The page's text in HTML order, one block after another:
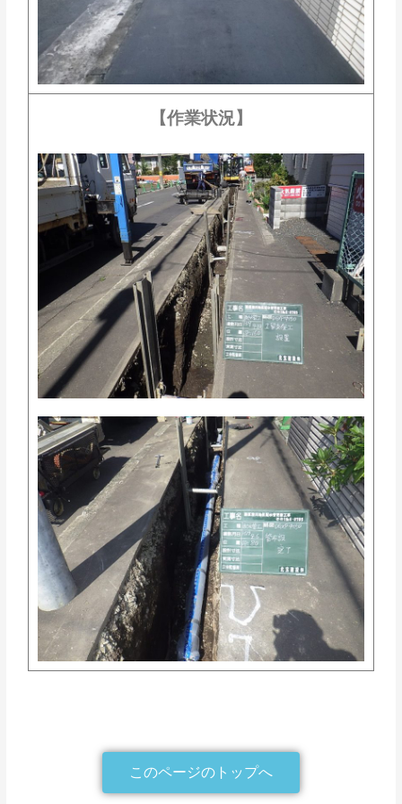
【作業状況】
このページのトップへ